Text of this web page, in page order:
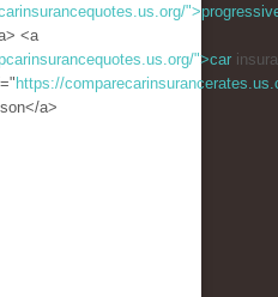
<a
">car
https://
a>